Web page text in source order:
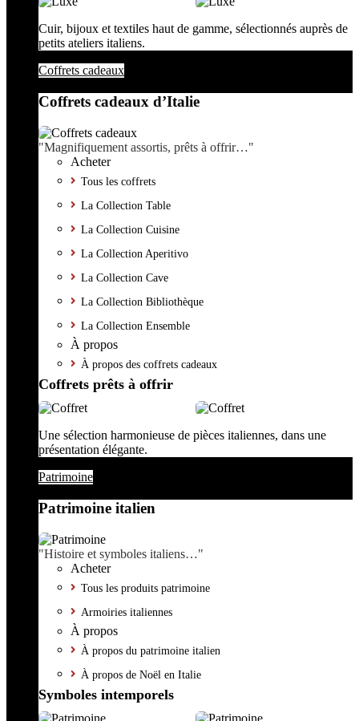
Cuir, bijoux et textiles haut de gamme, sélectionnés auprès de
petits ateliers italiens.
Coffrets cadeaux
Coffrets cadeaux d’Italie
"Magnifiquement assortis, prêts à offrir…"
Acheter
Tous les coffrets
La Collection Table
La Collection Cuisine
La Collection Aperitivo
La Collection Cave
La Collection Bibliothèque
La Collection Ensemble
À propos
À propos des coffrets cadeaux
Coffrets prêts à offrir
Une sélection harmonieuse de pièces italiennes, dans une
présentation élégante.
Patrimoine
Patrimoine italien
"Histoire et symboles italiens…"
Acheter
Tous les produits patrimoine
Armoiries italiennes
À propos
À propos du patrimoine italien
À propos de Noël en Italie
Symboles intemporels